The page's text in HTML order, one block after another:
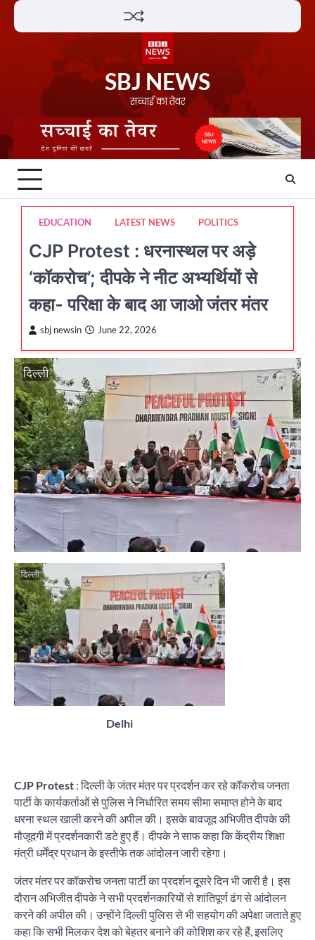
Skip
SBJ NEWS
सच्चाई का तेवर
EDUCATION LATEST NEWS POLITICS
CJP Protest : धरनास्थल पर अड़े
‘कॉकरोच’; दीपके ने नीट अभ्यर्थियों से
कहा- परिक्षा के बाद आ जाओ जंतर मंतर
sbj newsin June 22, 2026
Delhi
CJP Protest : दिल्ली के जंतर मंतर पर प्रदर्शन कर रहे कॉकरोच जनता
पार्टी के कार्यकर्ताओं से पुलिस ने निर्धारित समय सीमा समाप्त होने के बाद
धरना स्थल खाली करने की अपील की। इसके बावजूद अभिजीत दीपके की
मौजूदगी में प्रदर्शनकारी डटे हुए हैं। दीपके ने साफ कहा कि केंद्रीय शिक्षा
मंत्री धर्मेंद्र प्रधान के इस्तीफे तक आंदोलन जारी रहेगा।
जंतर मंतर पर कॉकरोच जनता पार्टी का प्रदर्शन दूसरे दिन भी जारी है। इस
दौरान अभिजीत दीपके ने सभी प्रदर्शनकारियों से शांतिपूर्ण ढंग से आंदोलन
करने की अपील की। उन्होंने दिल्ली पुलिस से भी सहयोग की अपेक्षा जताते हुए
कहा कि सभी मिलकर देश को बेहतर बनाने की कोशिश कर रहे हैं, इसलिए